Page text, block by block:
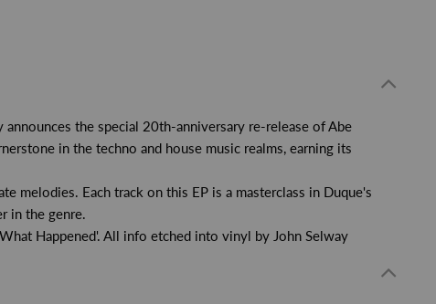
the special 20th-anniversary re-release of Abe
in the techno and house music realms, earning its
melodies. Each track on this EP is a masterclass in Duque's
in the genre.
Happened'. All info etched into vinyl by John Selway